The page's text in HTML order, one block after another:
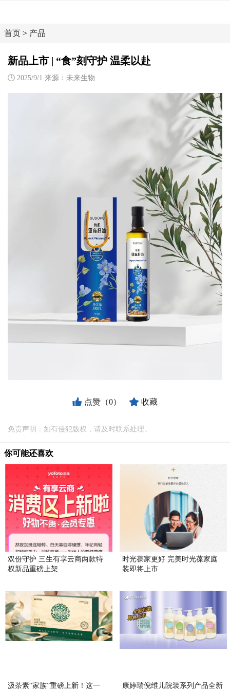
首页 > 产品
新品上市 | “食”刻守护 温柔以赴
2025/9/1 来源：未来生物
点赞（0） 收藏
免责声明：如有侵犯版权，请及时联系处理。
你可能还喜欢
双份守护 三生有享云商两款特
权新品重磅上架
时光葆家更好 完美时光葆家庭
装即将上市
汲茶素“家族”重磅上新！这一 康婷瑞倪维儿院装系列产品全新